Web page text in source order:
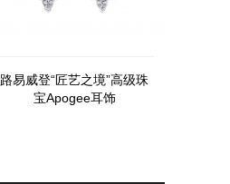
路易威登“匠艺之境”高级珠
宝Apogee耳饰